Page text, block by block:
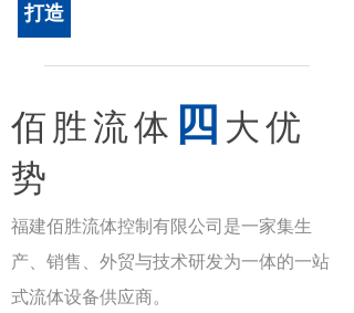
福建佰胜流体控制有限公司是一家集生
产、销售、外贸与技术研发为一体的一站
式流体设备供应商。
打造
佰胜流体 四 大优
势